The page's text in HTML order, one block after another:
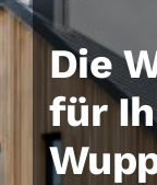
Die
für